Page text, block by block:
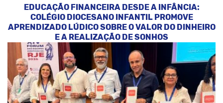
EDUCAÇÃO FINANCEIRA DESDE A INFÂNCIA:
COLÉGIO DIOCESANO INFANTIL PROMOVE
APRENDIZADO LÚDICO SOBRE O VALOR DO DINHEIRO
E A REALIZAÇÃO DE SONHOS